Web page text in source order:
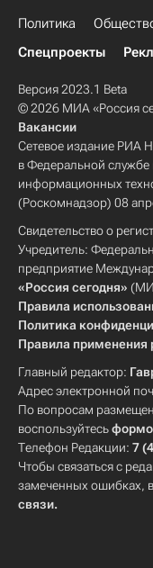
Политика
Спецпроекты
Версия 2023.1 Beta
© 2026 МИА «Россия
Вакансии
Сетевое издание РИА
в Федеральной службе
информационных
(Роскомнадзор) 08
Свидетельство о
Учредитель:
предприятие
«Россия сегодня»
Правила
Политика
Правила применения
Главный редактор:
Адрес электронной
По вопросам
воспользуйтесь
Телефон Редакции: 7
Чтобы связаться с
замеченных ошибках,
связи.